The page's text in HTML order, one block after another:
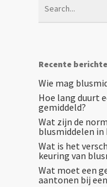
Recente
Wie mag
Hoe lang duurt
gemiddeld?
Wat zijn de
blusmiddelen in
Wat is het
keuring van
Wat moet een
aantonen bij